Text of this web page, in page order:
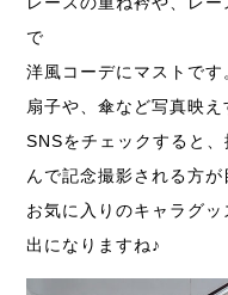
で
洋風コーデにマストです
扇子や、傘など写真映え
SNSをチェックすると
んで記念撮影される方が
お気に入りのキャラグ
出になりますね♪